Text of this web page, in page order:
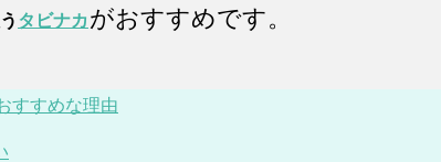
タビナカ がおすすめです。
すすめな理由